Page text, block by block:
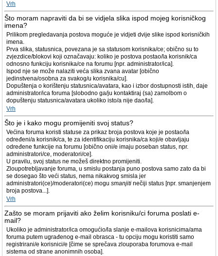
Vrh
Što moram napraviti da bi se vidjela slika ispod mojeg korisničkog
imena?
Prilikom pregledavanja postova moguće je vidjeti dvije slike ispod korisničkih
imena.
Prva slika, statusnica, povezana je sa statusom korisnika/ce; obično su to
zvjezdice/blokovi koji označavaju: koliko je postova postao/la korisnik/ca
odnosno funkciju korisnika/ce na forumu [npr. administrator/ica].
Ispod nje se može nalaziti veća slika zvana avatar [obično
jedinstvena/osobna za svakog/u korisnika/cu].
Dopuštenja o korištenju statusnica/avatara, kao i izbor dostupnosti istih, daje
administrator/ica foruma [slobodno ga/ju kontaktiraj (sa) zamolbom o
dopuštenju statusnica/avatara ukoliko isto/a nije dao/la].
Vrh
Što je i kako mogu promijeniti svoj status?
Većina foruma koristi statuse za prikaz broja postova koje je postao/la
određeni/a korisnik/ca, te za identifikaciju korisnika/ca koji/e obavljaju
određene funkcije na forumu [obično oni/e imaju poseban status, npr.
administratori/ce, moderatori/ce].
U pravilu, svoj status ne možeš direktno promijeniti.
Zloupotrebljavanje foruma, u smislu postanja puno postova samo zato da bi
se dosegao što veći status, nema nikakvog smisla jer
administratori(ce)/moderatori(ce) mogu smanjiti nečiji status [npr. smanjenjem
broja postova...].
Vrh
Zašto se moram prijaviti ako želim korisniku/ci foruma poslati e-
mail?
Ukoliko je administrator/ica omogućio/la slanje e-mailova korisnicima/ama
foruma putem ugrađenog e-mail obrasca - tu opciju mogu koristiti samo
registrirani/e korisnici/e [čime se sprečava zlouporaba forumova e-mail
sistema od strane anonimnih osoba].